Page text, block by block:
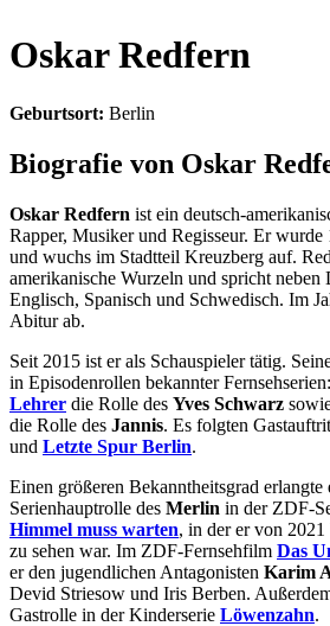
Oskar Redfern
Geburtsort: Berlin
Biografie von Oskar
Oskar Redfern ist ein deutsch-
Rapper, Musiker und Regisseur. Er
und wuchs im Stadtteil Kreuzberg auf.
amerikanische Wurzeln und spricht neben
Englisch, Spanisch und Schwedisch. Im
Abitur ab.
Seit 2015 ist er als Schauspieler tätig.
in Episodenrollen bekannter
Lehrer die Rolle des Yves Schwarz
die Rolle des Jannis. Es folgten
und Letzte Spur Berlin.
Einen größeren Bekanntheitsgrad erlangte
Serienhauptrolle des Merlin in der ZDF-
Himmel muss warten, in der er von
zu sehen war. Im ZDF-Fernsehfilm Das
er den jugendlichen Antagonisten Karim
Devid Striesow und Iris Berben.
Gastrolle in der Kinderserie Löwenzahn.